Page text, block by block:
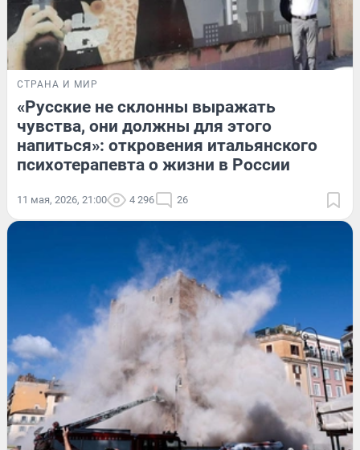
СТРАНА И МИР
«Русские не склонны выражать
чувства, они должны для этого
напиться»: откровения итальянского
психотерапевта о жизни в России
11 мая, 2026, 21:00 4 296 26